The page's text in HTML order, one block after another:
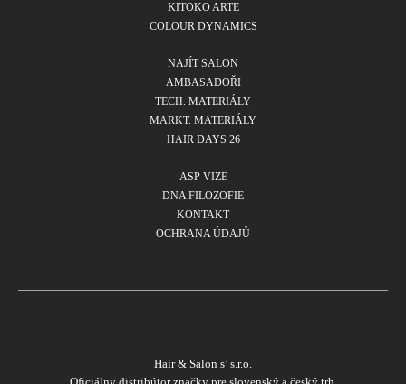
KITOKO ARTE
COLOUR DYNAMICS
NAJÍT SALON
AMBASADOŘI
TECH. MATERIÁLY
MARKT. MATERIÁLY
HAIR DAYS 26
ASP VIZE
DNA FILOZOFIE
KONTAKT
OCHRANA ÚDAJŮ
Hair & Salon s’ s.r.o.